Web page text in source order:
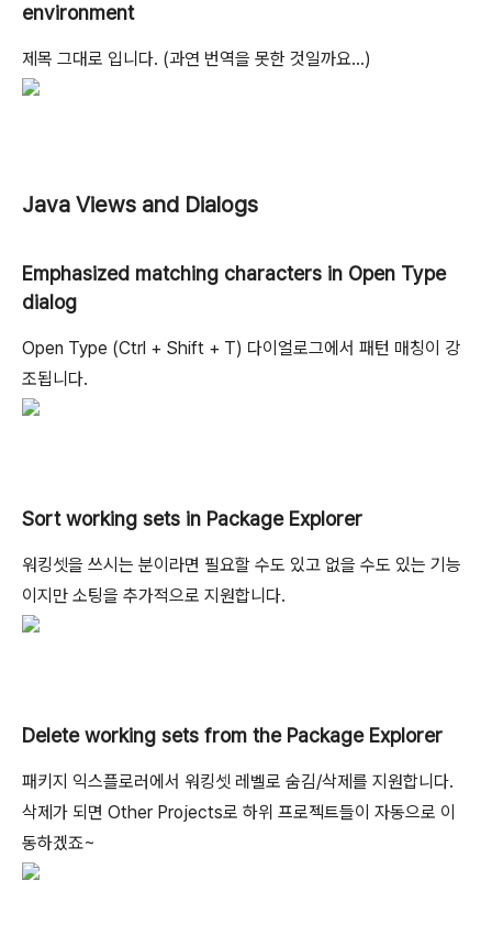
environment
제목 그대로 입니다. (과연 번역을 못한 것일까요...)
Java Views and Dialogs
Emphasized matching characters in Open Type
dialog
Open Type (Ctrl + Shift + T) 다이얼로그에서 패턴 매칭이 강
조됩니다.
Sort working sets in Package Explorer
워킹셋을 쓰시는 분이라면 필요할 수도 있고 없을 수도 있는 기능
이지만 소팅을 추가적으로 지원합니다.
Delete working sets from the Package Explorer
패키지 익스플로러에서 워킹셋 레벨로 숨김/삭제를 지원합니다.
삭제가 되면 Other Projects로 하위 프로젝트들이 자동으로 이
동하겠죠~